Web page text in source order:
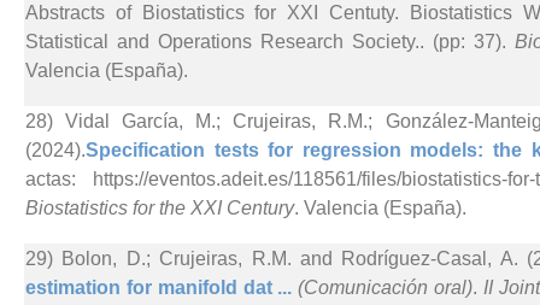
Abstracts of Biostatistics for XXI Centuty. Biostatistics
Statistical and Operations Research Society.. (pp: 37).
Valencia (España).
28) Vidal García, M.; Crujeiras, R.M.; González-
(2024).Specification tests for regression models: the
actas: https://eventos.adeit.es/118561/files/biostatistics-
Biostatistics for the XXI Century. Valencia (España).
29) Bolon, D.; Crujeiras, R.M. and Rodríguez-Casal, A.
estimation for manifold dat ...(Comunicación oral). II